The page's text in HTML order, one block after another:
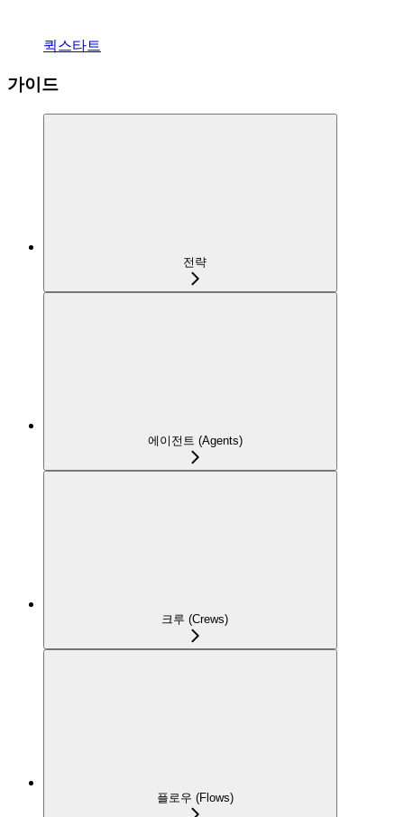
퀵스타트
가이드
전략
에이전트 (Agents)
크루 (Crews)
플로우 (Flows)